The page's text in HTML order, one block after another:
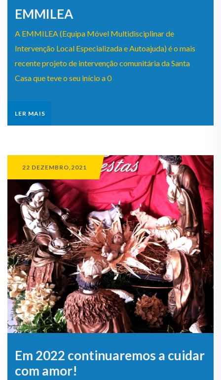
EMMILEA
A EMMILEA (Equipa Móvel Multidisciplinar de
Intervenção Local Especializada e Autoajuda) é o mais
recente projeto de intervenção comunitária da Santa
Casa que teve o seu início a 0
LER MAIS
22 DEZEMBRO,2021
Em 2022 continuaremos a cuidar
com amor!